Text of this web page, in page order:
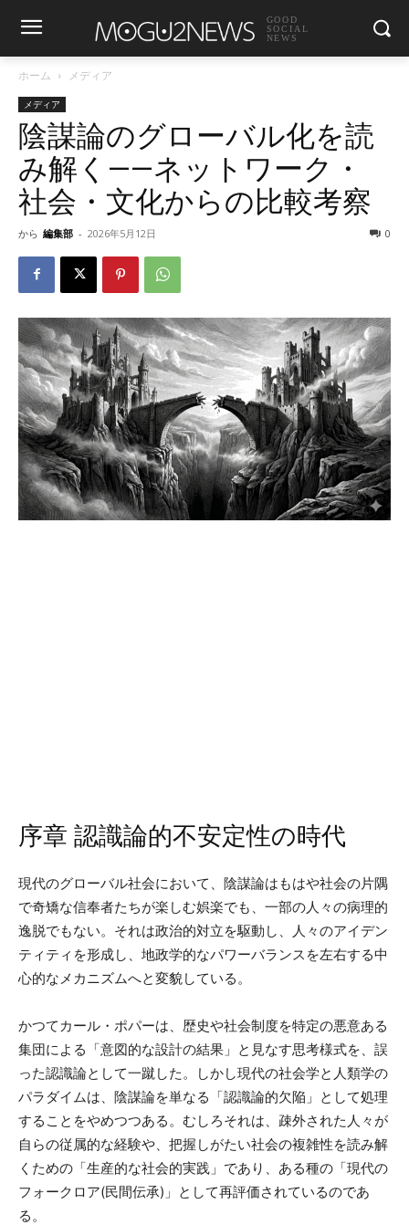
GOOD
SOCIAL
NEWS
ホーム メディア
メディア
陰謀論のグローバル化を読
み解く——ネットワーク・
社会・文化からの比較考察
から 編集部 - 2026年5月12日 0
序章 認識論的不安定性の時代
現代のグローバル社会において、陰謀論はもはや社会の片隅
で奇矯な信奉者たちが楽しむ娯楽でも、一部の人々の病理的
逸脱でもない。それは政治的対立を駆動し、人々のアイデン
ティティを形成し、地政学的なパワーバランスを左右する中
心的なメカニズムへと変貌している。
かつてカール・ポパーは、歴史や社会制度を特定の悪意ある
集団による「意図的な設計の結果」と見なす思考様式を、誤
った認識論として一蹴した。しかし現代の社会学と人類学の
パラダイムは、陰謀論を単なる「認識論的欠陥」として処理
することをやめつつある。むしろそれは、疎外された人々が
自らの従属的な経験や、把握しがたい社会の複雑性を読み解
くための「生産的な社会的実践」であり、ある種の「現代の
フォークロア(民間伝承)」として再評価されているのであ
る。